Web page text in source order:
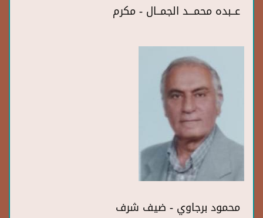
عــبده محمـــد الجمــال - مكرم
محمود برجاوي - ضيف شرف